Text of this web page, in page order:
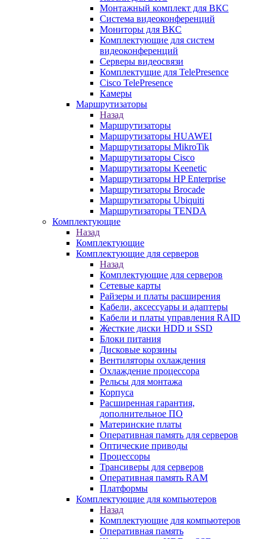
Монтажный комплект для ВКС
Система видеоконференций
Мониторы для ВКС
Комплектующие для систем
видеоконференций
Серверы видеосвязи
Комплектущие для TelePresence
Cisco TelePresence
Камеры
Маршрутизаторы
Назад
Маршрутизаторы
Маршрутизаторы HUAWEI
Маршрутизаторы MikroTik
Маршрутизаторы Cisco
Маршрутизаторы Keenetic
Маршрутизаторы HP Enterprise
Маршрутизаторы Brocade
Маршрутизаторы Ubiquiti
Маршрутизаторы TENDA
Комплектующие
Назад
Комплектующие
Комплектующие для серверов
Назад
Комплектующие для серверов
Сетевые карты
Райзеры и платы расширения
Кабели, аксессуары и адаптеры
Кабели и платы управления RAID
Жесткие диски HDD и SSD
Блоки питания
Дисковые корзины
Вентиляторы охлаждения
Охлаждение процессора
Рельсы для монтажа
Корпуса
Расширенная гарантия,
дополнительное ПО
Материнские платы
Оперативная память для серверов
Оптические приводы
Процессоры
Трансиверы для серверов
Оперативная память RAM
Платформы
Комплектующие для компьютеров
Назад
Комплектующие для компьютеров
Оперативная память